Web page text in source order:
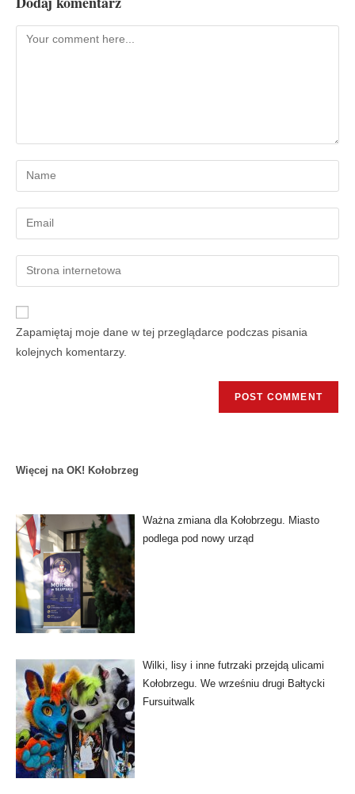
Zapamiętaj moje dane w tej przeglądarce podczas pisania
kolejnych komentarzy.
Więcej na OK! Kołobrzeg
Ważna zmiana dla Kołobrzegu. Miasto
podlega pod nowy urząd
Wilki, lisy i inne futrzaki przejdą ulicami
Kołobrzegu. We wrześniu drugi Bałtycki
Fursuitwalk